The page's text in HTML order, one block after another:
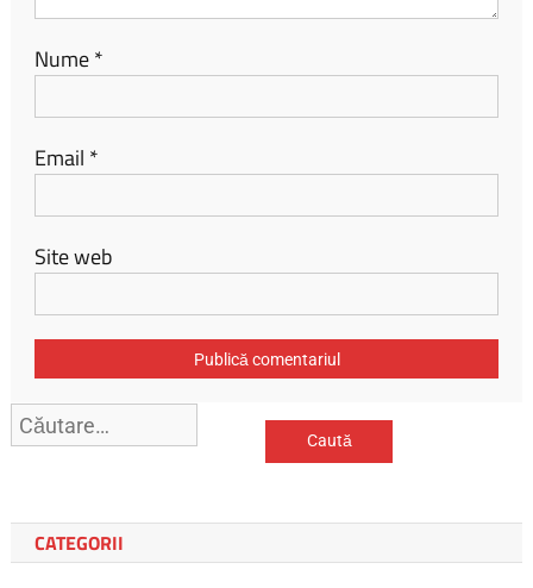
Nume*
Email *
Site web
Caută
după:
CATEGORII